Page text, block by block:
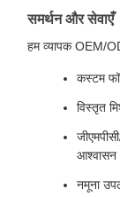
समर्थन और सेवाएँ
हम व्यापक OEM/
कस्टम
विस्तृत
आश्वासन
नमूना